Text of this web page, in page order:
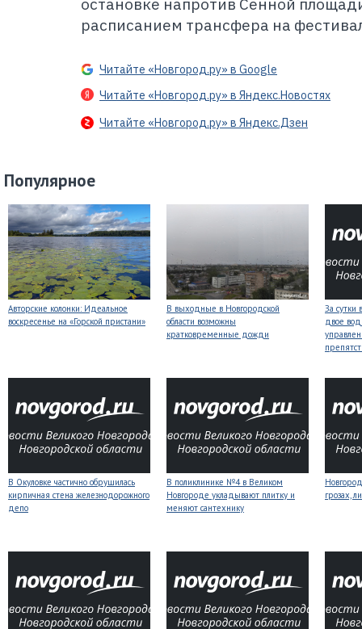
остановке напротив Сенной
расписанием трансфера на
Читайте «Новгород.ру» в Google
Читайте «Новгород.ру» в Яндекс.Новостях
Читайте «Новгород.ру» в Яндекс.Дзен
Популярное
Авторские колонки: Идеальное
воскресенье на «Горской пристани»
В выходные в Новгородской
области возможны
кратковременные дожди
За сутки
двое
В Окуловке частично обрушилась
кирпичная стена железнодорожного
депо
В поликлинике №4 в Великом
Новгороде укладывают плитку и
меняют сантехнику
грозах,